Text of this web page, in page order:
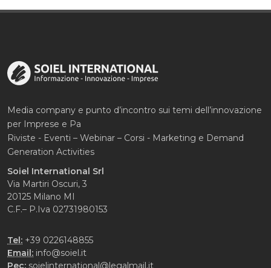
Media company e punto d’incontro sui temi dell’innovazione
per Imprese e Pa
Riviste - Eventi – Webinar – Corsi - Marketing e Demand
Generation Activities
Soiel International Srl
Via Martiri Oscuri, 3
20125 Milano MI
C.F.– P.Iva 02731980153
Tel: +39 0226148855
Email: info@soiel.it
Pec: soielinternational@legalmail.it